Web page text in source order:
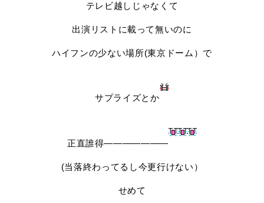
テレビ越しじゃなくて
出演リストに載って無いのに
ハイフンの少ない場所(東京ドーム）で
サプライズとか
正直誰得―――――――
(当落終わってるし今更行けない）
せめて